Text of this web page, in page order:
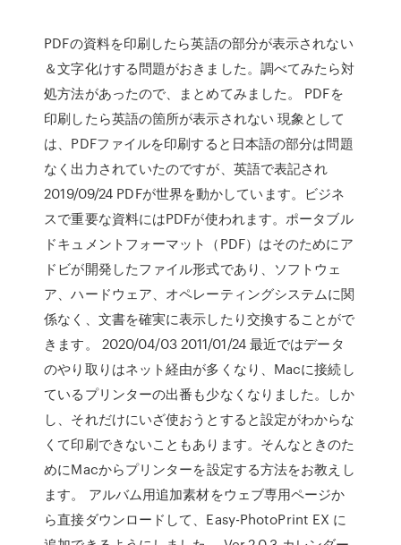
PDFの資料を印刷したら英語の部分が表示されない
＆文字化けする問題がおきました。調べてみたら対
処方法があったので、まとめてみました。 PDFを
印刷したら英語の箇所が表示されない 現象として
は、PDFファイルを印刷すると日本語の部分は問題
なく出力されていたのですが、英語で表記され
2019/09/24 PDFが世界を動かしています。ビジネ
スで重要な資料にはPDFが使われます。ポータブル
ドキュメントフォーマット（PDF）はそのためにア
ドビが開発したファイル形式であり、ソフトウェ
ア、ハードウェア、オペレーティングシステムに関
係なく、文書を確実に表示したり交換することがで
きます。 2020/04/03 2011/01/24 最近ではデータ
のやり取りはネット経由が多くなり、Macに接続し
ているプリンターの出番も少なくなりました。しか
し、それだけにいざ使おうとすると設定がわからな
くて印刷できないこともあります。そんなときのた
めにMacからプリンターを設定する方法をお教えし
ます。 アルバム用追加素材をウェブ専用ページか
ら直接ダウンロードして、Easy-PhotoPrint EX に